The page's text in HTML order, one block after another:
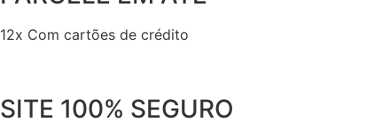
12x Com cartões de crédito
SITE 100% SEGURO